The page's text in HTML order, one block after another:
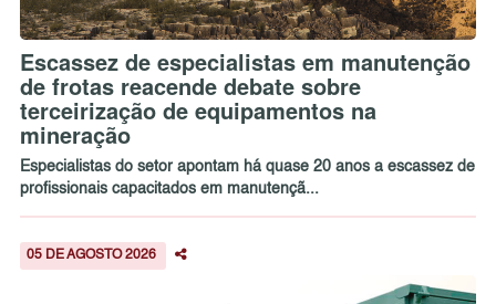
Escassez de especialistas em manutenção
de frotas reacende debate sobre
terceirização de equipamentos na
mineração
Especialistas do setor apontam há quase 20 anos a escassez de
profissionais capacitados em manutençã...
05 DE AGOSTO 2026